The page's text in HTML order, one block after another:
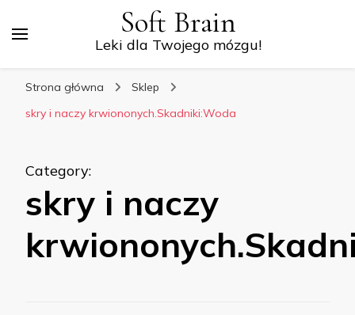
Soft Brain
Leki dla Twojego mózgu!
Strona główna
Sklep
skry i naczy krwiononych.Skadniki:Woda
Category:
skry i naczy